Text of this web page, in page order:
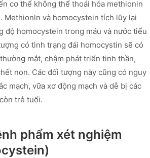
cơ thể không thể thoái hóa methionin
Methionln và homocystein tích lũy lại
độ homocystein trong máu và nước tiểu
có tình trạng đái homocystin sẽ có
mắt, chậm phát triển tinh thần,
non. Các đối tượng này cũng có nguy
mạch, vữa xơ động mạch và dễ bị các
trẻ tuổi.
phẩm xét nghiệm